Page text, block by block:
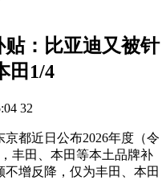
贴：比亚迪又被针
田1/4
32
都近日公布2026年度（令
丰田、本田等本土品牌补
增反降，仅为丰田、本田